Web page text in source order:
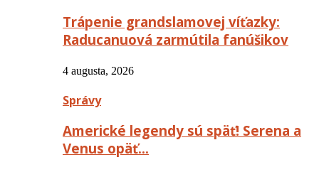
Trápenie grandslamovej víťazky:
Raducanuová zarmútila fanúšikov
4 augusta, 2026
Správy
Americké legendy sú späť! Serena a
Venus opäť…